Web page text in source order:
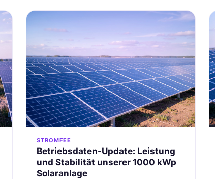
STROMFEE
Betriebsdaten-Update: Leistung
und Stabilität unserer 1000 kWp
Solaranlage